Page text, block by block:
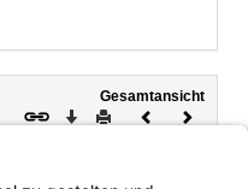
Gesamtansicht
Download
DruckenVorheriges